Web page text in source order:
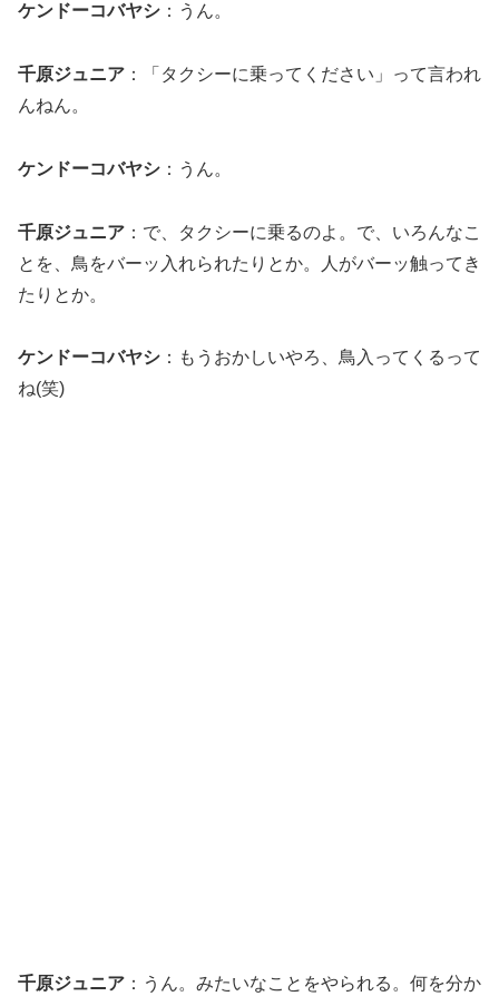
ケンドーコバヤシ ：うん。
千原ジュニア ：「タクシーに乗ってください」って言われ
んねん。
ケンドーコバヤシ ：うん。
千原ジュニア ：で、タクシーに乗るのよ。で、いろんなこ
とを、鳥をバーッ入れられたりとか。人がバーッ触ってき
たりとか。
ケンドーコバヤシ ：もうおかしいやろ、鳥入ってくるって
ね(笑)
千原ジュニア ：うん。みたいなことをやられる。何を分か